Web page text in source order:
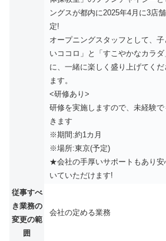
ングスが都内に2025年4月に3店
定!
オープニングスタッフとして、
いココロ」と「すこやかなカラ
に、一緒に楽しく盛り上げてく
ます。
<研修あり>
研修を実施しますので、未経験
きます
※期間:約1カ月
※場所:東京(予定)
★会社の手厚いサポートもあり
いていただけます!
従事すべ
き業務の
変更の範
囲
会社の定める業務